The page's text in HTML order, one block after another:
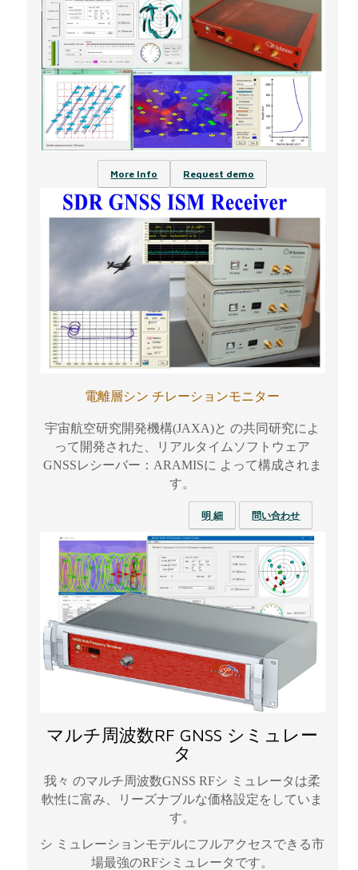
More Info Request demo
電離層シン チレーションモニター
宇宙航空研究開発機構(JAXA)と の共同研究によ
って開発された、リアルタイムソフトウェア
GNSSレシーバー： ARAMISに よって構成されま
す。
明 細 問い合わせ
マルチ周波数RF GNSS シミュレー
タ
我々 のマルチ周波数GNSS RFシ ミュレータは柔
軟性に富み、リーズナブルな価格設定をしていま
す。
シ ミュレーションモデルにフルアクセスできる市
場最強のRFシミュレータです。